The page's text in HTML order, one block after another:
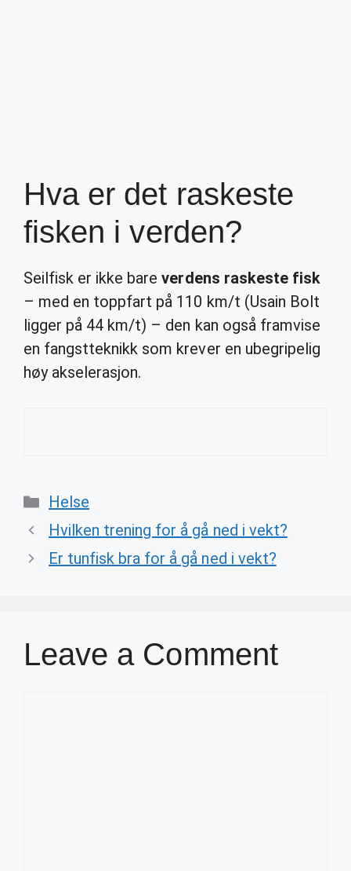
Hva er det raskeste
fisken i verden?
Seilfisk er ikke bareverdens raskeste fisk
– med en toppfart på 110 km/t (Usain Bolt
ligger på 44 km/t) – den kan også framvise
en fangstteknikk som krever en ubegripelig
høy akselerasjon.
Categories
Helse
Hvilken trening for å gå ned i vekt?
Er tunfisk bra for å gå ned i vekt?
Leave a Comment